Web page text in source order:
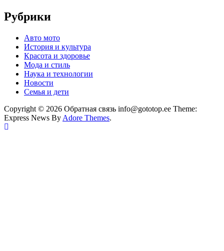
Рубрики
Авто мото
История и культура
Красота и здоровье
Мода и стиль
Наука и технологии
Новости
Семья и дети
Copyright © 2026 Обратная связь info@gototop.ee Theme:
Express News By Adore Themes.